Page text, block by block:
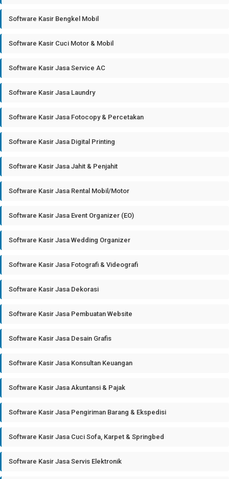
Software Kasir Bengkel Mobil
Software Kasir Cuci Motor & Mobil
Software Kasir Jasa Service AC
Software Kasir Jasa Laundry
Software Kasir Jasa Fotocopy & Percetakan
Software Kasir Jasa Digital Printing
Software Kasir Jasa Jahit & Penjahit
Software Kasir Jasa Rental Mobil/Motor
Software Kasir Jasa Event Organizer (EO)
Software Kasir Jasa Wedding Organizer
Software Kasir Jasa Fotografi & Videografi
Software Kasir Jasa Dekorasi
Software Kasir Jasa Pembuatan Website
Software Kasir Jasa Desain Grafis
Software Kasir Jasa Konsultan Keuangan
Software Kasir Jasa Akuntansi & Pajak
Software Kasir Jasa Pengiriman Barang & Ekspedisi
Software Kasir Jasa Cuci Sofa, Karpet & Springbed
Software Kasir Jasa Servis Elektronik